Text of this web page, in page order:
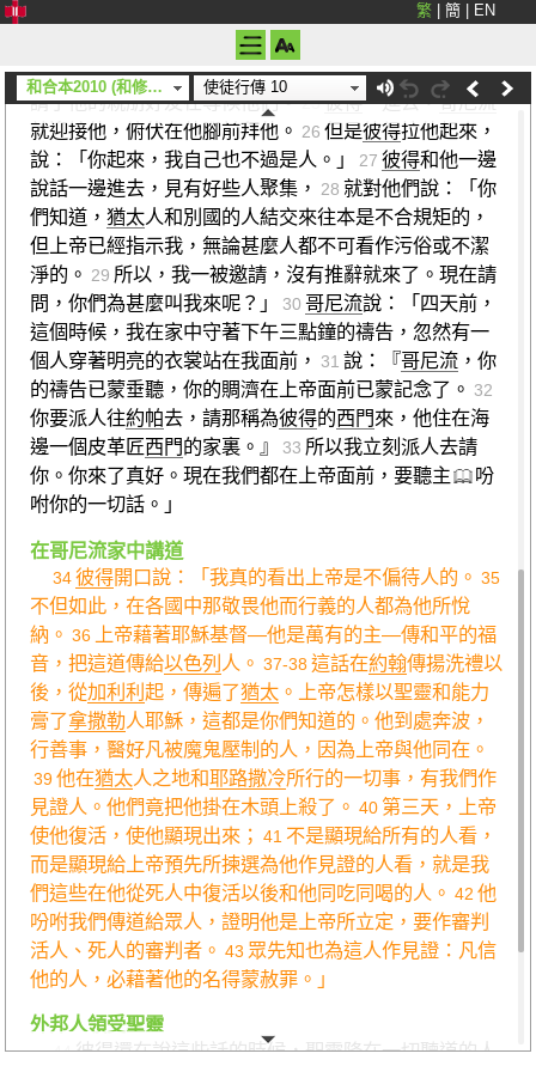
繁 簡 EN
和合本2010 (和修) (上帝) 使徒行傳 10
次日，他起身和他們同去，還有
一起去。24又次日，他 進入凱撒利亞，哥尼流已經
請了他的親朋好友在等候他們。25彼得一進去，哥尼流
就迎接他，俯伏在他腳前拜他。 26 但是彼得拉他起來，
說：「你起來，我自己也不過是人。」
27 彼得和他一邊
說話一邊進去，見有好些人聚集， 28 就對他們說：「你
們知道，猶太人和別國的人結交來往本是不合規矩的，
但上帝已經指示我，無論甚麼人都不可看作污俗或不潔
淨的。 29 所以，我一被邀請，沒有推辭就來了。現在請
問，你們為甚麼叫我來呢？」
30 哥尼流說：「四天前，
這個時候，我在家中守著下午三點鐘的禱告，忽然有一
個人穿著明亮的衣裳站在我面前，
31 說：『哥尼流，你
的禱告已蒙垂聽，你的賙濟在上帝面前已蒙記念了。 32
你要派人往約帕去，請那稱為彼得的西門來，他住在海
邊一個皮革匠西門的家裏。』 33 所以我立刻派人去請
你。你來了真好。現在我們都在上帝面前，要聽主
吩
咐你的一切話。」
在哥尼流家中講道
34 彼得開口說：「我真的看出上帝是不偏待人的。 35
不但如此，在各國中那敬畏他而行義的人都為他所悅
納。 36
上帝藉著耶穌基督—他是萬有的主—傳和平的福
音，把這道傳給以色列 人。 37-38這話在約翰傳揚洗禮以
後，從加利利起，傳遍了猶太 。上帝怎樣以聖靈和能力
膏了拿撒勒人耶穌，這都是你們知道的。他到處奔波，
行善事，醫好凡被魔鬼壓制的人，因為上帝與他同在。
39他在猶太人之地和耶路撒冷所行的一切事，有我們作
見證人。他們竟把他掛在木頭上殺了。 40 第三天，上帝
使他復活，使他顯現出來； 41 不是顯現給所有的人看，
而是顯現給上帝預先所揀選為他作見證的人看，就是我
們這些在他從死人中復活以後和他同吃同喝的人。 42 他
吩咐我們傳道給眾人，證明他是上帝所立定，要作審判
活人、死人的審判者。 43 眾先知也為這人作見證：凡信
他的人，必藉著他的名得蒙赦罪。」
外邦人領受聖靈
44彼得還在說這些話的時候，聖靈降在一切聽道的人